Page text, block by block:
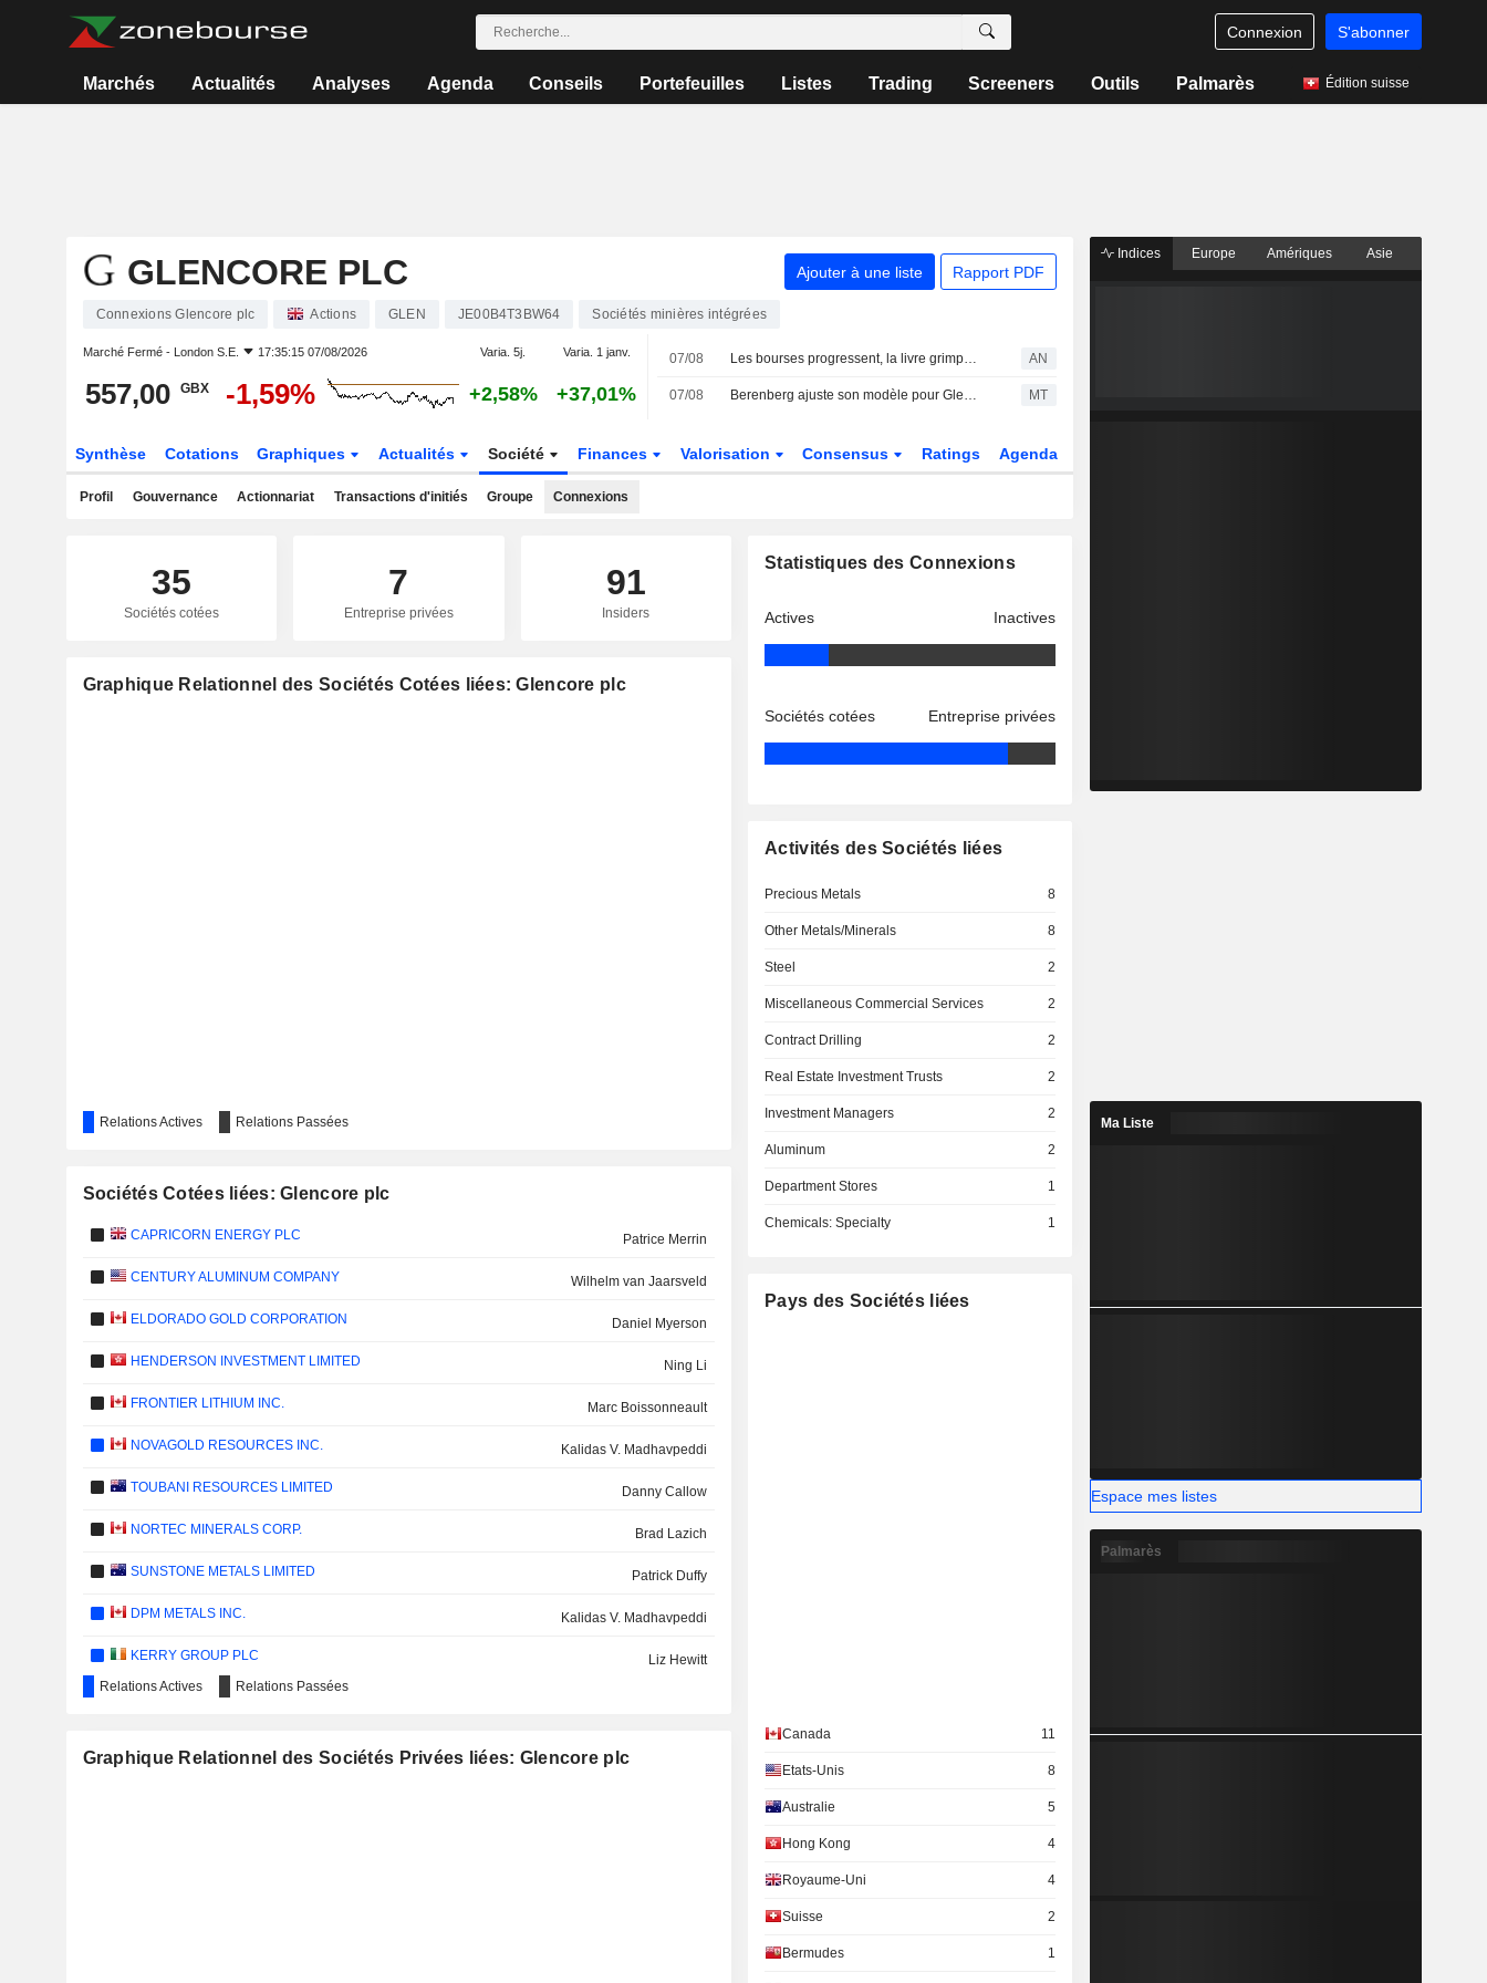
Connexion S'abonner
Marchés Actualités Analyses Agenda Conseils Portefeuilles Listes Trading Screeners Outils Palmarès Édition suisse
GLENCORE PLC Ajouter à une liste Rapport PDF
Connexions Glencore plc Actions GLEN JE00B4T3BW64 Sociétés minières intégrées
Marché Fermé - London S.E. 17:35:15 07/08/2026 Varia. 5j. Varia. 1 janv.
557,00 GBX -1,59% +2,58% +37,01%
07/08 Les bourses progressent, la livre grimpe après la baisse surprise de l'emploi aux États-Unis AN
07/08 Berenberg ajuste son modèle pour Glencore suite au projet de cotation en Australie ; objectif de cours et estimations révisés MT
Synthèse Cotations Graphiques Actualités Société Finances Valorisation Consensus Ratings Agenda
Profil Gouvernance Actionnariat Transactions d'initiés Groupe Connexions
35
Sociétés cotées
7
Entreprise privées
91
Insiders
Graphique Relationnel des Sociétés Cotées liées: Glencore plc
Relations Actives Relations Passées
Sociétés Cotées liées: Glencore plc
CAPRICORN ENERGY PLC Patrice Merrin
CENTURY ALUMINUM COMPANY Wilhelm van Jaarsveld
ELDORADO GOLD CORPORATION Daniel Myerson
HENDERSON INVESTMENT LIMITED Ning Li
FRONTIER LITHIUM INC. Marc Boissonneault
NOVAGOLD RESOURCES INC. Kalidas V. Madhavpeddi
TOUBANI RESOURCES LIMITED Danny Callow
NORTEC MINERALS CORP. Brad Lazich
SUNSTONE METALS LIMITED Patrick Duffy
DPM METALS INC. Kalidas V. Madhavpeddi
KERRY GROUP PLC Liz Hewitt
HONG KONG FERRY (HOLDINGS) COMPANY LIMITED
Relations Actives Relations Passées
Graphique Relationnel des Sociétés Privées liées: Glencore plc
Statistiques des Connexions
Actives Inactives
Sociétés cotées Entreprise privées
Activités des Sociétés liées
Precious Metals 8
Other Metals/Minerals 8
Steel 2
Miscellaneous Commercial Services 2
Contract Drilling 2
Real Estate Investment Trusts 2
Investment Managers 2
Aluminum 2
Department Stores 1
Chemicals: Specialty 1
Pays des Sociétés liées
Canada 11
Etats-Unis 8
Australie 5
Hong Kong 4
Royaume-Uni 4
Suisse 2
Bermudes 1
Indices Europe Amériques Asie
Ma Liste
Espace mes listes
Palmarès